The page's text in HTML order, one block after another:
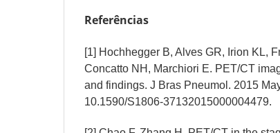
Referências
[1] Hochhegger B, Alves GR, Irion KL,
Concatto NH, Marchiori E. PET/CT
and findings. J Bras Pneumol. 2015
10.1590/S1806-37132015000004479.